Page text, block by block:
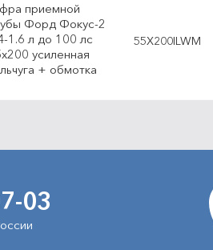
приемной
Форд Фокус-2
1.6 л до 100 лс
усиленная
+ обмотка
55X200ILWM
03